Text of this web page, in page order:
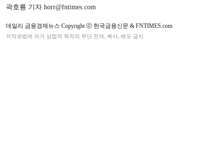
곽호룡 기자 horr@fntimes.com
데일리 금융경제뉴스 Copyright ⓒ 한국금융신문 & FNTIMES.com
저작권법에 의거 상업적 목적의 무단 전재, 복사, 배포 금지